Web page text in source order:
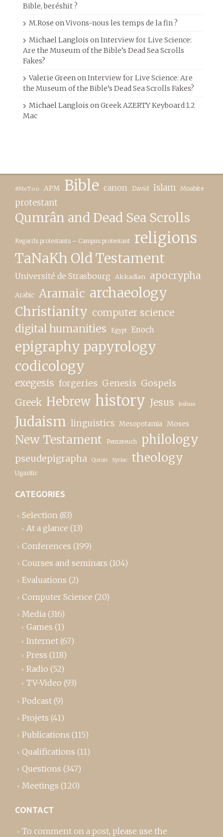
Bible, beréshit ?
M.Rose onVivons-nous les temps de la fin ?
Michael Langlois on Interview for Live Science:
Are the Museum of the Bible’s Dead Sea Scrolls
Fakes?
Valerie Green on Interview for Live Science: Are
the Museum of the Bible’s Dead Sea Scrolls Fakes?
Michael Langlois on Greek AZERTY Keyboard 1.2
Mac
#MeToo APM Bible canon David Islam Moabite
protestant
Qumrân and Dead Sea Scrolls
Regards protestants – Campus protestant religions
TaNaKh Old Testament
Université de Strasbourg Akkadian apocrypha
Arabic Aramaic archaeology
Christianity computer science
digital humanities Egypt Enoch
epigraphy papyrology
codicology
exegesis forgeries Genesis Gospels
Greek Hebrew history Jesus Joshua
Judaism linguistics Mesopotamia Moses
New Testament Pentateuch philology
pseudepigrapha Quran Syriac theology
Ugaritic
CATEGORIES
Selection (83)
At a glance (13)
Conferences (199)
Courses and seminars (104)
Evaluations (2)
Computer Science (20)
Media (316)
Games (1)
Internet (67)
Press (118)
Radio (52)
TV-Video (93)
Podcast (9)
Projets (41)
Publications (115)
Qualifications (11)
Questions (347)
Meetings (120)
CONTACT
To comment on a post, please use the